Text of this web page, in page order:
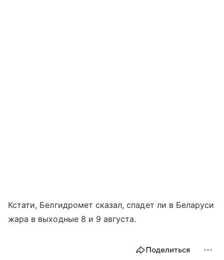
Кстати, Белгидромет сказал, спадет ли в Беларуси
жара в выходные 8 и 9 августа.
Поделиться